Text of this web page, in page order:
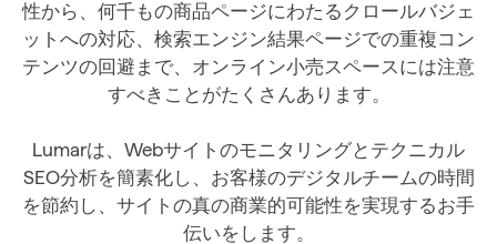
性から、何千もの商品ページにわたるクロールバジェ
ットへの対応、検索エンジン結果ページでの重複コン
テンツの回避まで、オンライン小売スペースには注意
すべきことがたくさんあります。
Lumarは、Webサイトのモニタリングとテクニカル
SEO分析を簡素化し、お客様のデジタルチームの時間
を節約し、サイトの真の商業的可能性を実現するお手
伝いをします。